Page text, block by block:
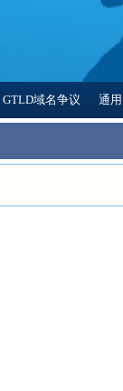
GTLD域名争议 通